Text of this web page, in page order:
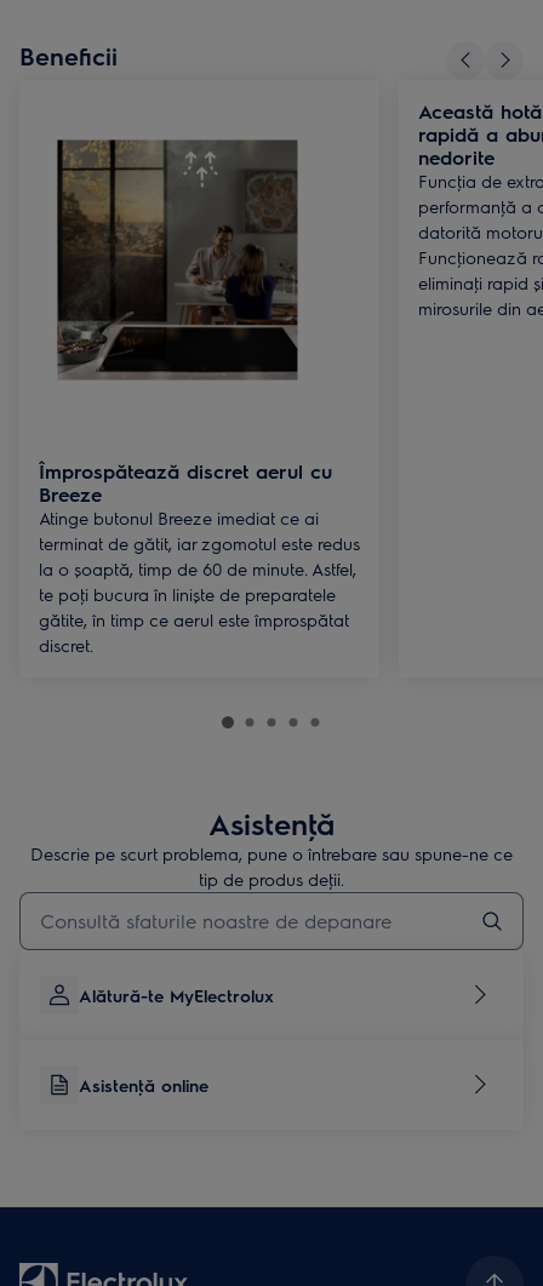
Beneficii
Împrospătează discret aerul cu
Breeze
Atinge butonul Breeze imediat ce ai
terminat de gătit, iar zgomotul este redus
la o șoaptă, timp de 60 de minute. Astfel,
te poţi bucura în liniște de preparatele
gătite, în timp ce aerul este împrospătat
discret.
Această
rapidă a
nedorite
Funcţia de
performanţă a
datorită
Funcţionează
eliminaţi rapid
mirosurile din
Asistenţă
Descrie pe scurt problema, pune o întrebare sau spune-ne ce
tip de produs deţii.
Type to search for support articles
Alătură-te MyElectrolux
Asistenţă online